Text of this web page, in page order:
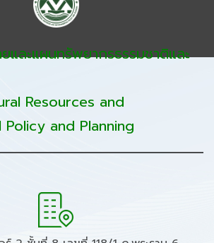
และแผนทรัพยากรธรรมชาติและ
Resources and
and Planning